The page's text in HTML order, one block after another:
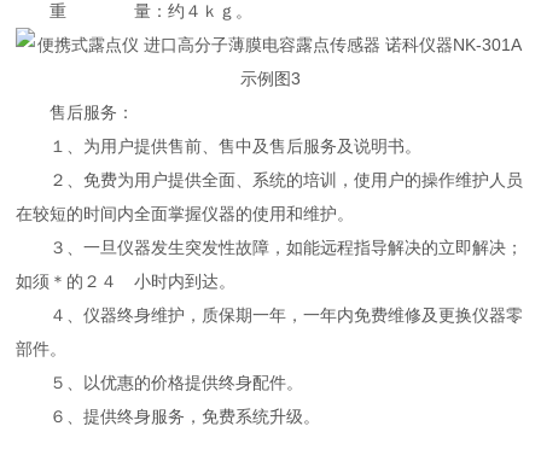
重 量：约４ｋｇ。
售后服务：
１、为用户提供售前、售中及售后服务及说明书。
２、免费为用户提供全面、系统的培训，使用户的操作维护人员
在较短的时间内全面掌握仪器的使用和维护。
３、一旦仪器发生突发性故障，如能远程指导解决的立即解决；
如须＊的２４ 小时内到达。
４、仪器终身维护，质保期一年，一年内免费维修及更换仪器零
部件。
５、以优惠的价格提供终身配件。
６、提供终身服务，免费系统升级。